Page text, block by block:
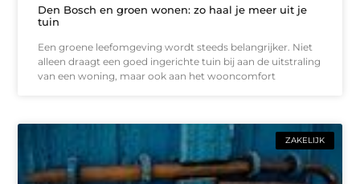
Den Bosch en groen wonen: zo haal je meer uit je
tuin
Een groene leefomgeving wordt steeds belangrijker. Niet
alleen draagt een goed ingerichte tuin bij aan de uitstraling
van een woning, maar ook aan het wooncomfort
ZAKELIJK